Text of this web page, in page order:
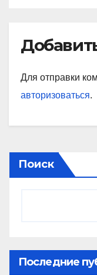
Для отправки
авторизоваться.
Поиск
Последние